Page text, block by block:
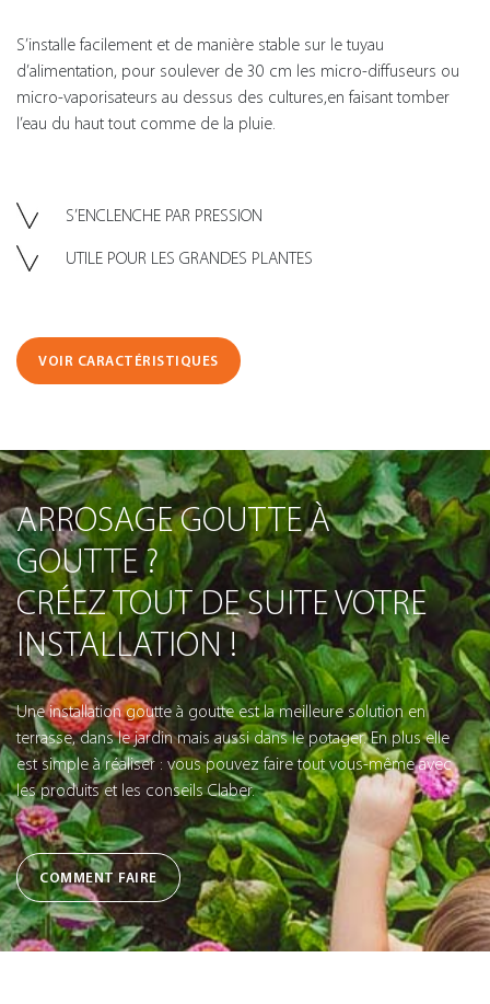
S’installe facilement et de manière stable sur le tuyau
d’alimentation, pour soulever de 30 cm les micro-diffuseurs ou
micro-vaporisateurs au dessus des cultures,en faisant tomber
l’eau du haut tout comme de la pluie.
S’ENCLENCHE PAR PRESSION
UTILE POUR LES GRANDES PLANTES
VOIR CARACTÉRISTIQUES
ARROSAGE GOUTTE À
GOUTTE ?
CRÉEZ TOUT DE SUITE VOTRE
INSTALLATION !
Une installation goutte à goutte est la meilleure solution en
terrasse, dans le jardin mais aussi dans le potager. En plus elle
est simple à réaliser : vous pouvez faire tout vous-même avec
les produits et les conseils Claber.
COMMENT FAIRE